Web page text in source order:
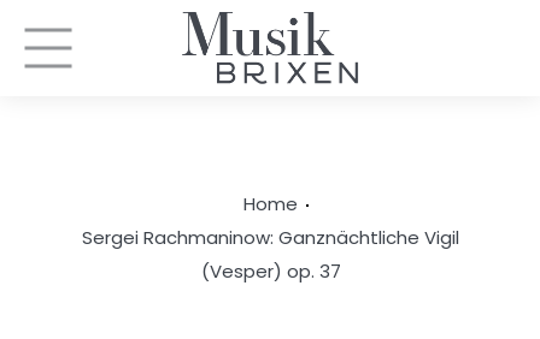
Home
Sergei Rachmaninow: Ganznächtliche Vigil
(Vesper) op. 37